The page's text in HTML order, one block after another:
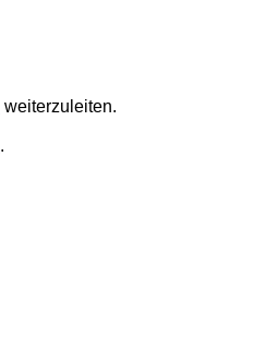
weiterzuleiten.
.